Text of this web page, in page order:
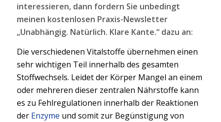
interessieren, dann fordern Sie unbedingt
meinen kostenlosen Praxis-Newsletter
„Unabhängig. Natürlich. Klare Kante.“ dazu an:
Die verschiedenen Vitalstoffe übernehmen einen
sehr wichtigen Teil innerhalb des gesamten
Stoffwechsels. Leidet der Körper Mangel an einem
oder mehreren dieser zentralen Nährstoffe kann
es zu Fehlregulationen innerhalb der Reaktionen
der Enzyme und somit zur Begünstigung von